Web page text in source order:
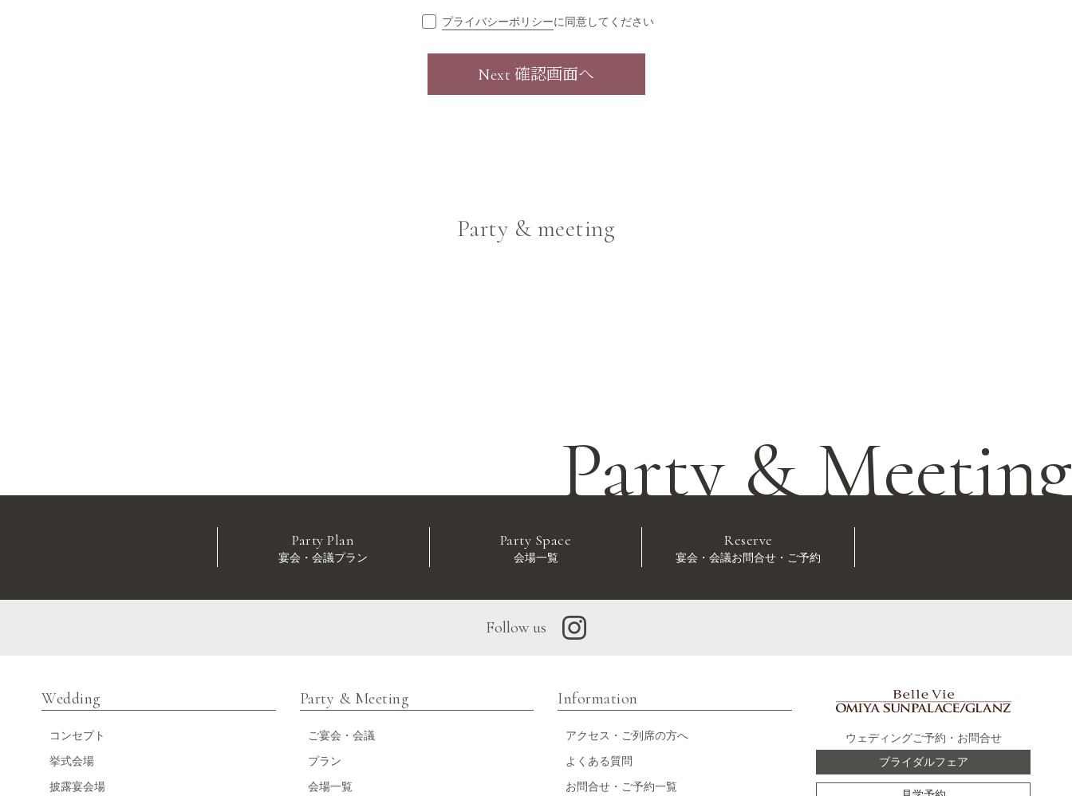
プライバシーポリシーに同意してください
Next 確認画面へ
Party & meeting
Party & Meeting
Party Plan
宴会・会議プラン
Party Space
会場一覧
Reserve
宴会・会議お問合せ・ご予約
Follow us
Wedding
コンセプト
挙式会場
披露宴会場
Party & Meeting
ご宴会・会議
プラン
会場一覧
Information
アクセス・ご列席の方へ
よくある質問
お問合せ・ご予約一覧
ウェディングご予約・お問合せ
ブライダルフェア